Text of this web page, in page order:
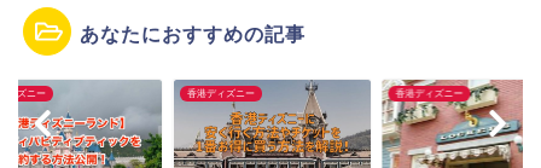
あなたにおすすめの記事
ィズニー 香港ディズニー 香港ディズニー